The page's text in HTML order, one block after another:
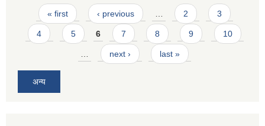
Pages
« first ‹ previous … 2 3
4 5 6 7 8 9 10
… next › last »
अन्य